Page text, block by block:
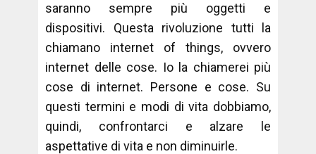
saranno sempre più oggetti e
dispositivi. Questa rivoluzione tutti la
chiamano internet of things, ovvero
internet delle cose. Io la chiamerei più
cose di internet. Persone e cose. Su
questi termini e modi di vita dobbiamo,
quindi, confrontarci e alzare le
aspettative di vita e non diminuirle.